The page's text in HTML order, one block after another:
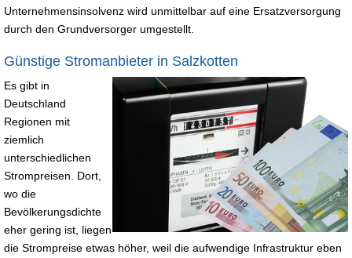
Unternehmensinsolvenz wird unmittelbar auf eine Ersatzversorgung
durch den Grundversorger umgestellt.
Günstige Stromanbieter in Salzkotten
Es gibt in
Deutschland
Regionen mit
ziemlich
unterschiedlichen
Strompreisen. Dort,
wo die
Bevölkerungsdichte
eher gering ist, liegen
die Strompreise etwas höher, weil die aufwendige Infrastruktur eben